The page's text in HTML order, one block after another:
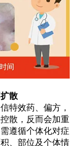
散
效药、偏方，
散，反而会加重
遵循个体化对症
、部位及个体情